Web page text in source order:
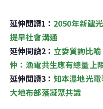
延伸閱讀1： 2050年新建
提早社會溝通
延伸閱讀2： 立委質詢比
仲：漁電共生應有總量上
延伸閱讀3： 知本濕地光
大地布部落凝聚共識